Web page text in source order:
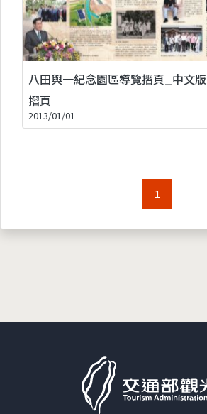
八田與一紀念園區導覽摺頁_中文版
摺頁
2013/01/01
1